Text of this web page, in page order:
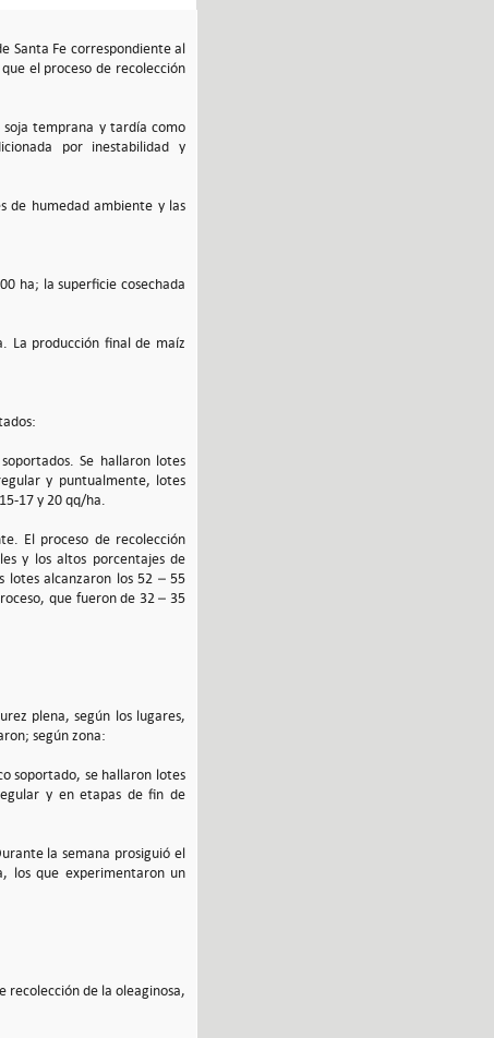
Santa Fe correspondiente al
el proceso de recolección
temprana y tardía como
por inestabilidad y
de humedad ambiente y las
ha; la superficie cosechada
La producción final de maíz
Se hallaron lotes
y puntualmente, lotes
17 y 20 qq/ha.
El proceso de recolección
y los altos porcentajes de
lotes alcanzaron los 52 – 55
que fueron de 32 – 35
plena, según los lugares,
según zona:
soportado, se hallaron lotes
y en etapas de fin de
la semana prosiguió el
los que experimentaron un
recolección de la oleaginosa,